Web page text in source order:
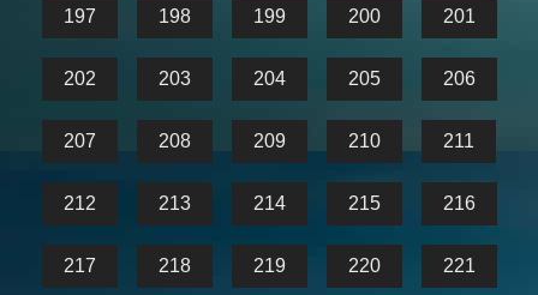
197 198 199 200 201
202 203 204 205 206
207 208 209 210 211
212 213 214 215 216
217 218 219 220 221